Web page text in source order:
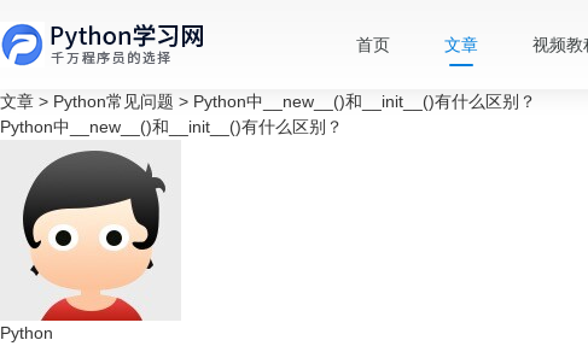
首页 文章 视频教
文章 > Python常见问题 > Python中__new__()和__init__()有什么区别？
Python中__new__()和__init__()有什么区别？
Python